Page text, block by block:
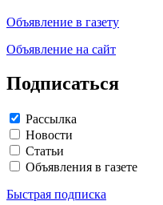
Объявление в газету
Объявление на сайт
Подписаться
Рассылка
Новости
Статьи
Объявления в газете
Быстрая подписка